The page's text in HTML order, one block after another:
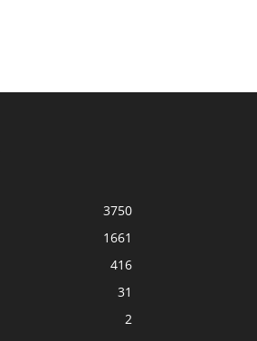
3750
1661
416
31
2